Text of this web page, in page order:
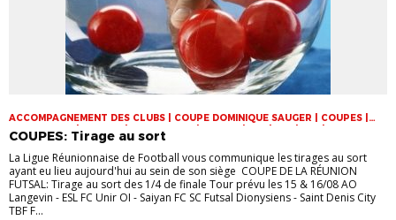
ACCOMPAGNEMENT DES CLUBS | COUPE DOMINIQUE SAUGER | COUPES |
FOOT LOISIR | FUTSAL | INFOS-LIGUE | JEUNES | U14 | U15 | U17 | VIE DES
CLUBS
COUPES: Tirage au sort
La Ligue Réunionnaise de Football vous communique les tirages au sort
ayant eu lieu aujourd'hui au sein de son siège COUPE DE LA RÉUNION
FUTSAL: Tirage au sort des 1/4 de finale Tour prévu les 15 & 16/08 AO
Langevin - ESL FC Unir OI - Saiyan FC SC Futsal Dionysiens - Saint Denis City
TBF F...